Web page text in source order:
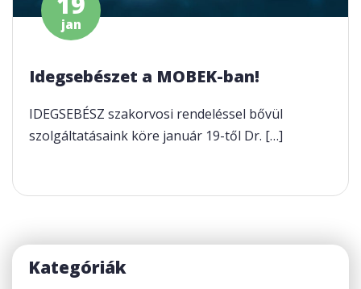
jan
Idegsebészet a MOBEK-ban!
IDEGSEBÉSZ szakorvosi rendeléssel bővül
szolgáltatásaink köre január 19-től Dr. […]
Kategóriák